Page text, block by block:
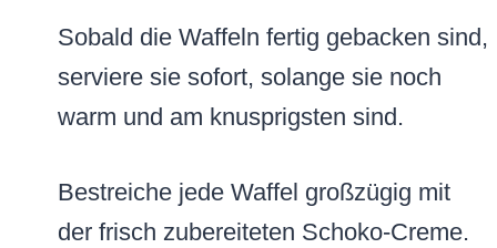
Sobald die Waffeln fertig gebacken sind,
serviere sie sofort, solange sie noch
warm und am knusprigsten sind.
Bestreiche jede Waffel großzügig mit
der frisch zubereiteten Schoko-Creme.